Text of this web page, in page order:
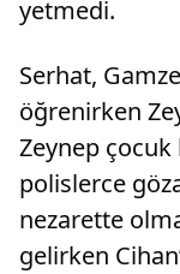
yetmedi.
Serhat,
öğrenirken
Zeynep çocuk
polislerce
nezarette
gelirken